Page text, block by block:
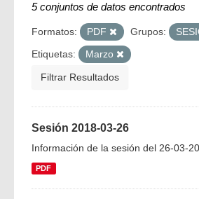
5 conjuntos de datos encontrados
Formatos: PDF Grupos:
Etiquetas:
Marzo
Filtrar Resultados
Sesión 2018-03-26
Información de la sesión del 26-03-
PDF